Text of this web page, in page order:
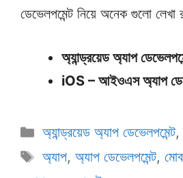
ডেভেলপমেন্ট নিয়ে অনেক গুলো লেখা
অ্যান্ড্রয়েড অ্যাপ
iOS – আইওএস অ্যাপ
Categories
অ্যান্ড্রয়েড অ্যাপ ডেভেলপমেন্ট,
Tags
অ্যাপ, অ্যাপ ডেভেলপমেন্ট,